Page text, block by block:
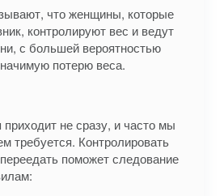
что женщины, которые
контролируют вес и ведут
с большей вероятностью
потерю веса.
не сразу, и часто мы
требуется. Контролировать
поможет следование